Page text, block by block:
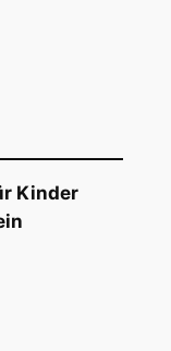
Kinder